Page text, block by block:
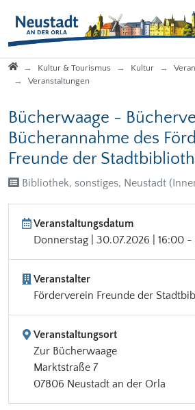
StartseiteKultur & Tourismus Kultur
Veranstaltungen
Bücherwaage -
Bücherannahme des
Freunde der
Bibliothek, sonstiges, Neustadt
Veranstaltungsdatum
Donnerstag | 30.07.2026 | 16:00 -
Veranstalter
Förderverein Freunde der
Veranstaltungsort
Zur Bücherwaage
Marktstraße 7
07806 Neustadt an der Orla